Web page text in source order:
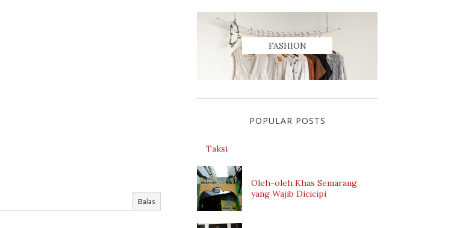
Balas
FASHION
POPULAR POSTS
Taksi
Oleh-oleh Khas Semarang
yang Wajib Dicicipi